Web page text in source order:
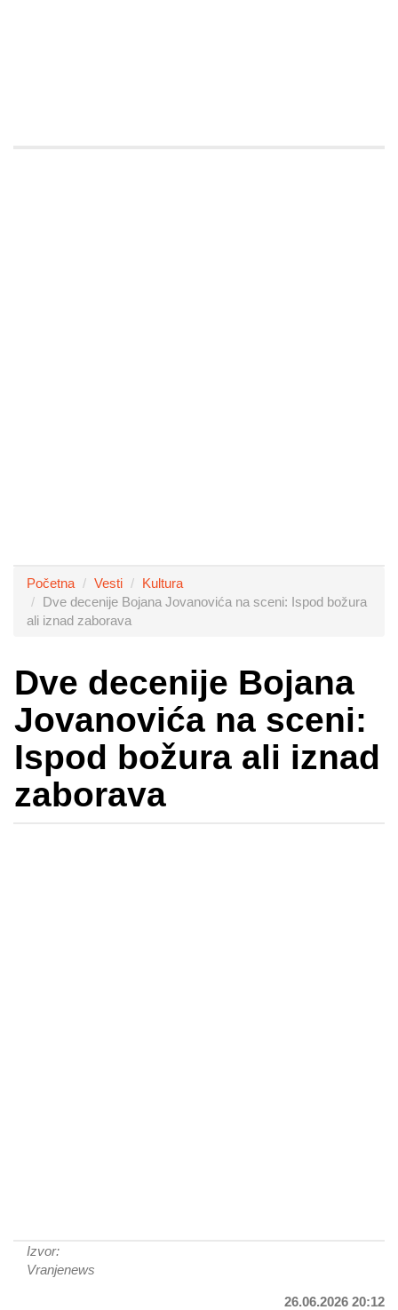
Početna Vesti
Kultura
Dve decenije Bojana Jovanovića na sceni: Ispod božura
ali iznad zaborava
Dve decenije Bojana
Jovanovića na sceni:
Ispod božura ali iznad
zaborava
Izvor:
Vranjenews
26.06.2026 20:12